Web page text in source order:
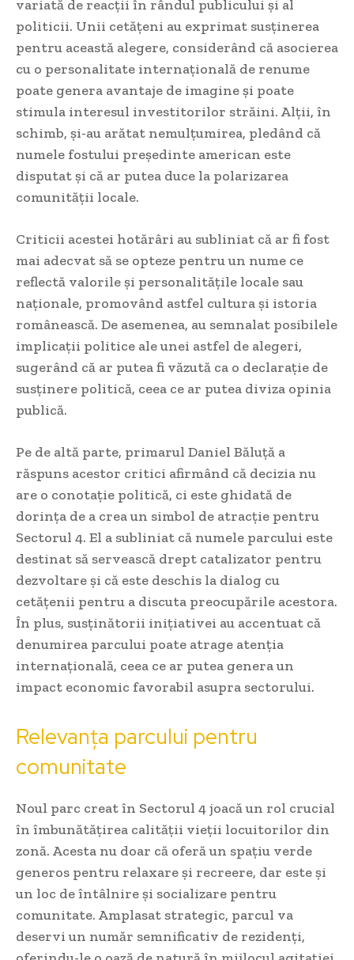
variată de reacții în rândul publicului și al
politicii. Unii cetățeni au exprimat susținerea
pentru această alegere, considerând că asocierea
cu o personalitate internațională de renume
poate genera avantaje de imagine și poate
stimula interesul investitorilor străini. Alții, în
schimb, și-au arătat nemulțumirea, pledând că
numele fostului președinte american este
disputat și că ar putea duce la polarizarea
comunității locale.
Criticii acestei hotărâri au subliniat că ar fi fost
mai adecvat să se opteze pentru un nume ce
reflectă valorile și personalitățile locale sau
naționale, promovând astfel cultura și istoria
românească. De asemenea, au semnalat posibilele
implicații politice ale unei astfel de alegeri,
sugerând că ar putea fi văzută ca o declarație de
susținere politică, ceea ce ar putea diviza opinia
publică.
Pe de altă parte, primarul Daniel Băluță a
răspuns acestor critici afirmând că decizia nu
are o conotație politică, ci este ghidată de
dorința de a crea un simbol de atracție pentru
Sectorul 4. El a subliniat că numele parcului este
destinat să servească drept catalizator pentru
dezvoltare și că este deschis la dialog cu
cetățenii pentru a discuta preocupările acestora.
În plus, susținătorii inițiativei au accentuat că
denumirea parcului poate atrage atenția
internațională, ceea ce ar putea genera un
impact economic favorabil asupra sectorului.
Relevanța parcului pentru
comunitate
Noul parc creat în Sectorul 4 joacă un rol crucial
în îmbunătățirea calității vieții locuitorilor din
zonă. Acesta nu doar că oferă un spațiu verde
generos pentru relaxare și recreere, dar este și
un loc de întâlnire și socializare pentru
comunitate. Amplasat strategic, parcul va
deservi un număr semnificativ de rezidenți,